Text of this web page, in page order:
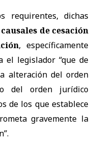
requirentes, dichas
causales de cesación
, específicamente
el legislador “que de
alteración del orden
del orden jurídico
de los que establece
gravemente la